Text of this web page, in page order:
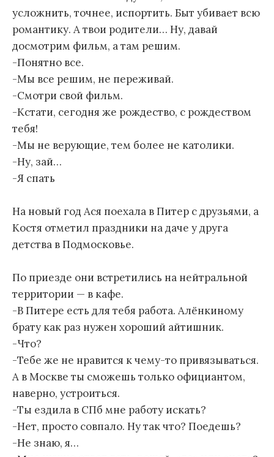
усложнить, точнее, испортить. Быт убивает всю
романтику. А твои родители… Ну, давай
досмотрим фильм, а там решим.
-Понятно все.
-Мы все решим, не переживай.
-Смотри свой фильм.
-Кстати, сегодня же рождество, с рождеством
тебя!
-Мы не верующие, тем более не католики.
-Ну, зай…
-Я спать
На новый год Ася поехала в Питер с друзьями, а
Костя отметил праздники на даче у друга
детства в Подмосковье.
По приезде они встретились на нейтральной
территории — в кафе.
-В Питере есть для тебя работа. Алёнкиному
брату как раз нужен хороший айтишник.
-Что?
-Тебе же не нравится к чему-то привязываться.
А в Москве ты сможешь только официантом,
наверно, устроиться.
-Ты ездила в СПб мне работу искать?
-Нет, просто совпало. Ну так что? Поедешь?
-Не знаю, я…